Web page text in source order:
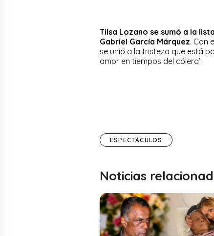
Tilsa Lozano se sumó a la
Gabriel García Márquez. Con
se unió a la tristeza que está
amor en tiempos del cólera’.
ESPECTÁCULOS
Noticias